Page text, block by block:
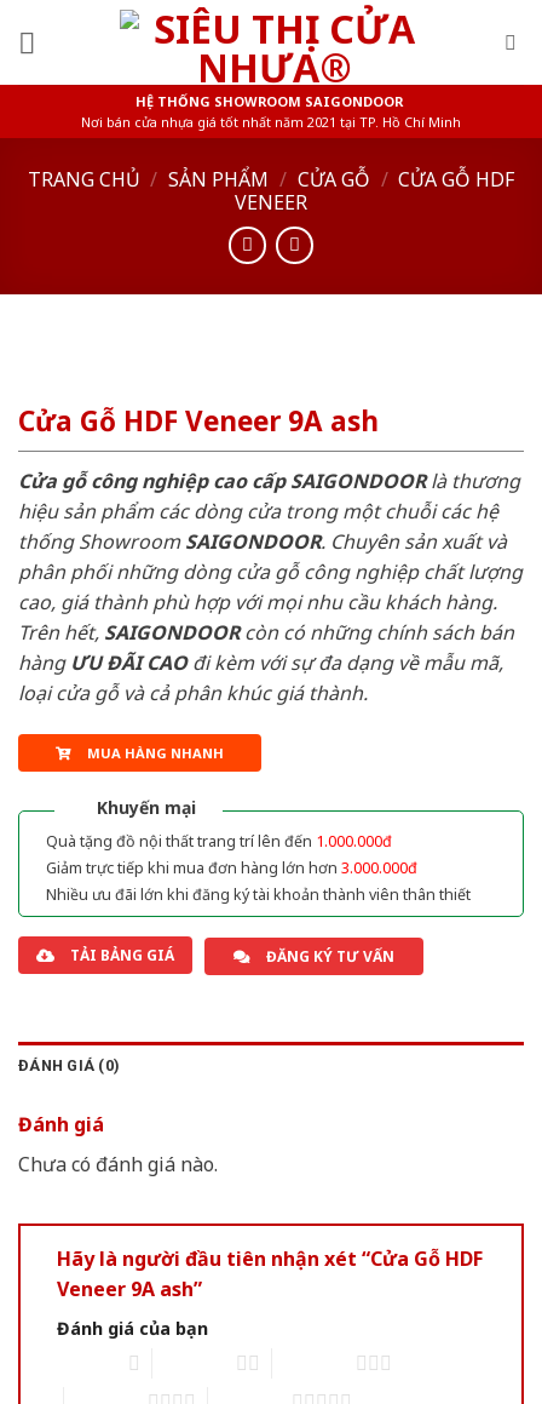
HỆ THỐNG SHOWROOM SAIGONDOOR
Nơi bán cửa nhựa giá tốt nhất năm 2021 tại TP. Hồ Chí Minh
TRANG CHỦ / SẢN PHẨM / CỬA GỖ / CỬA GỖ HDF
VENEER
Cửa Gỗ HDF Veneer 9A ash
Cửa gỗ công nghiệp cao cấp SAIGONDOORlà thương
hiệu sản phẩm các dòng cửa trong một chuỗi các hệ
thống ShowroomSAIGONDOOR. Chuyên sản xuất và
phân phối những dòng cửa gỗ công nghiệp chất lượng
cao, giá thành phù hợp với mọi nhu cầu khách hàng.
Trên hết, SAIGONDOORcòn có những chính sách bán
hàng ƯU ĐÃI CAOđi kèm với sự đa dạng về mẫu mã,
loại cửa gỗ và cả phân khúc giá thành.
MUA HÀNG NHANH
Khuyến mại
Quà tặng đồ nội thất trang trí lên đến 1.000.000đ
Giảm trực tiếp khi mua đơn hàng lớn hơn 3.000.000đ
Nhiều ưu đãi lớn khi đăng ký tài khoản thành viên thân thiết
TẢI BẢNG GIÁ ĐĂNG KÝ TƯ VẤN
ĐÁNH GIÁ (0)
Đánh giá
Chưa có đánh giá nào.
Hãy là người đầu tiên nhận xét “Cửa Gỗ HDF
Veneer 9A ash”
Đánh giá của bạn